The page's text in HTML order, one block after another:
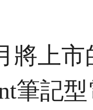
將上市
筆記